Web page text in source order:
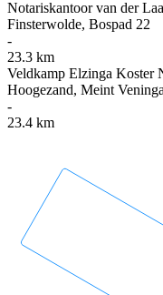
Notariskantoor van der
Finsterwolde, Bospad 22
-
23.3 km
Veldkamp Elzinga Koster
Hoogezand, Meint
-
23.4 km